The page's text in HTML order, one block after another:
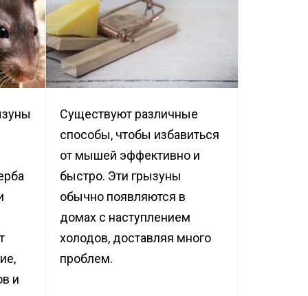
цеха
и
Существуют различные
способы, чтобы избавиться
от мышей эффективно и
быстро. Эти грызуны
обычно появляются в
домах с наступлением
холодов, доставляя много
проблем.